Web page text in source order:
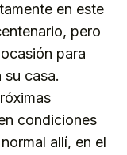
en este
pero
para
su casa.
condiciones
allí, en el